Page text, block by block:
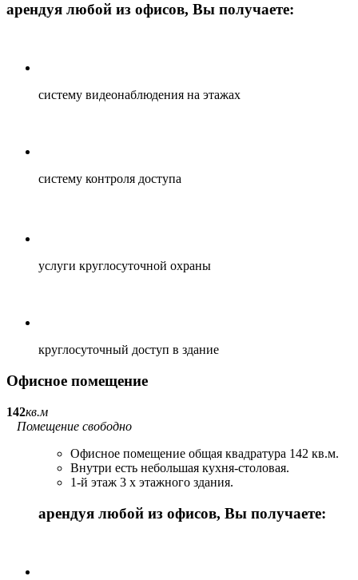
арендуя любой из офисов, Вы получаете:
систему видеонаблюдения на этажах
систему контроля доступа
услуги круглосуточной охраны
круглосуточный доступ в здание
Офисное помещение
142кв.м
Помещение свободно
Офисное помещение общая квадратура 142 кв.м.
Внутри есть небольшая кухня-столовая.
1-й этаж 3 х этажного здания.
арендуя любой из офисов, Вы получаете: